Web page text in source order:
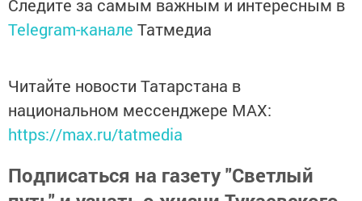
Следите за самым важным и интересным в
Telegram-канале Татмедиа
Читайте новости Татарстана в
национальном мессенджере MАХ:
https://max.ru/tatmedia
Подписаться на газету "Светлый